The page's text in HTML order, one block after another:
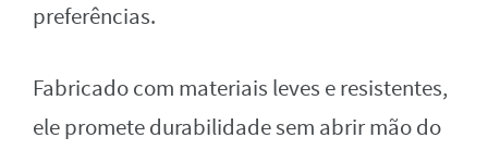
preferências.
Fabricado com materiais leves e resistentes,
ele promete durabilidade sem abrir mão do